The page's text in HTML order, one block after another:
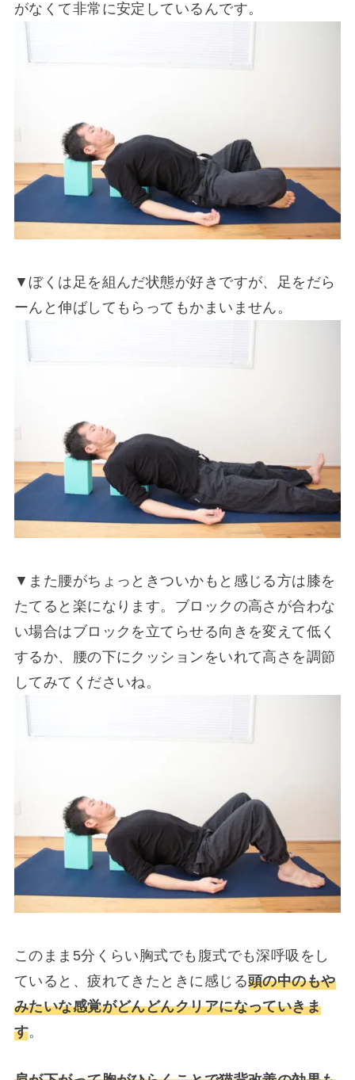
がなくて非常に安定しているんです。
▼ぼくは足を組んだ状態が好きですが、足をだら
ーんと伸ばしてもらってもかまいません。
▼また腰がちょっときついかもと感じる方は膝を
たてると楽になります。ブロックの高さが合わな
い場合はブロックを立てらせる向きを変えて低く
するか、腰の下にクッションをいれて高さを調節
してみてくださいね。
このまま5分くらい胸式でも腹式でも深呼吸をし
ていると、疲れてきたときに感じる頭の中のもや
みたいな感覚がどんどんクリアになっていきま
す。